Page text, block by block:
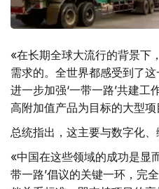
«在长期全球大流行的背景下
需求的。全世界都感受到了
进一步加强‘一带一路’共建
高附加值产品为目标的大型项
总统指出，这主要与数字化、
«中国在这些领域的成功是显
带一路’倡议的关键一环，完